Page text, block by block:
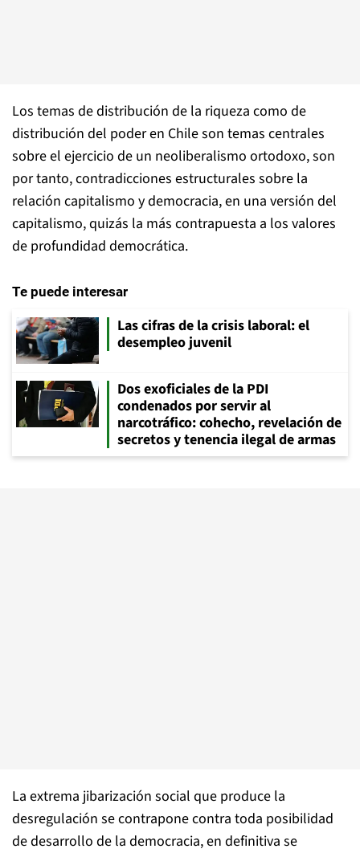
Los temas de distribución de la riqueza como de
distribución del poder en Chile son temas centrales
sobre el ejercicio de un neoliberalismo ortodoxo, son
por tanto, contradicciones estructurales sobre la
relación capitalismo y democracia, en una versión del
capitalismo, quizás la más contrapuesta a los valores
de profundidad democrática.
Te puede interesar
Las cifras de la crisis laboral: el
desempleo juvenil
Dos exoficiales de la PDI
condenados por servir al
narcotráfico: cohecho, revelación de
secretos y tenencia ilegal de armas
La extrema jibarización social que produce la
desregulación se contrapone contra toda posibilidad
de desarrollo de la democracia, en definitiva se